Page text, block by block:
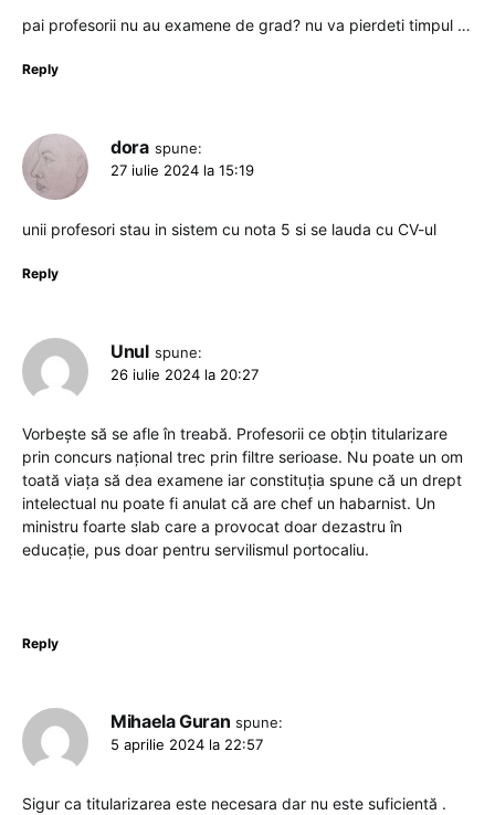
pai profesorii nu au examene de grad? nu va pierdeti timpul …
Reply
dora spune:
27 iulie 2024 la 15:19
unii profesori stau in sistem cu nota 5 si se lauda cu CV-ul
Reply
Unul spune:
26 iulie 2024 la 20:27
Vorbește să se afle în treabă. Profesorii ce obțin titularizare
prin concurs național trec prin filtre serioase. Nu poate un om
toată viața să dea examene iar constituția spune că un drept
intelectual nu poate fi anulat că are chef un habarnist. Un
ministru foarte slab care a provocat doar dezastru în
educație, pus doar pentru servilismul portocaliu.
Reply
Mihaela Guran spune:
5 aprilie 2024 la 22:57
Sigur ca titularizarea este necesara dar nu este suficientă .